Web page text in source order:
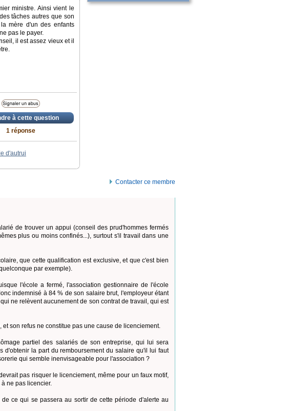
ministre. Ainsi vient le
tâches autres que son
mère d'un des enfants
pas le payer.
il est assez vieux et il
à cette question
1 réponse
d'autrui
Contacter ce membre
de trouver un appui (conseil des prud'hommes fermés
plus ou moins confinés...), surtout s'il travail dans une
que cette qualification est exclusive, et que c'est bien
par exemple).
l'école a fermé, l'association gestionnaire de l'école
indemnisé à 84 % de son salaire brut, l'employeur étant
ne relèvent aucunement de son contrat de travail, qui est
son refus ne constitue pas une cause de licenciement.
partiel des salariés de son entreprise, qui lui sera
la part du remboursement du salaire qu'il lui faut
qui semble inenvisageable pour l'association ?
pas risquer le licenciement, même pour un faux motif,
ne pas licencier.
ce qui se passera au sortir de cette période d'alerte au